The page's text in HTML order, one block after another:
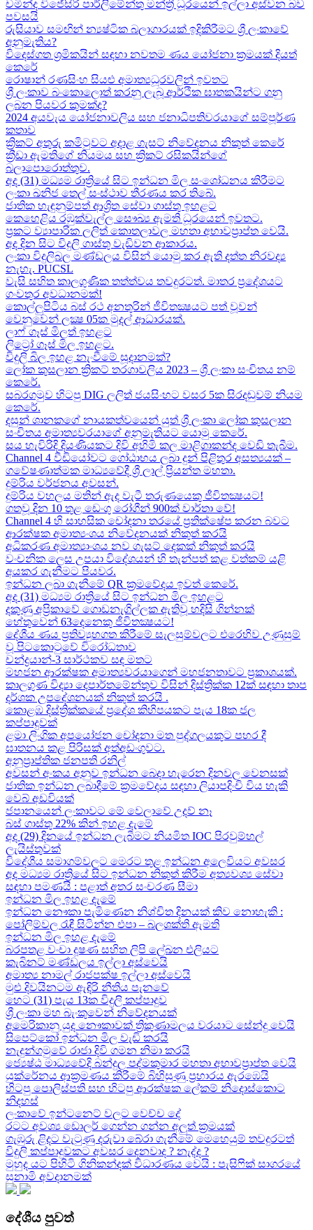
චමින්ද විජේසිරි පාර්ලිමේන්තු මන්ත්‍රී ධූරයෙන් ඉල්ලා අස්වන බව
පවසයි
රුසියාව සමඟින් න්‍යෂ්ටික බලාගාරයක් ඉදිකිරීමට ශ්‍රී ලංකාවේ
අනුමැතිය?
විදෙස්ගත ශ්‍රමිකයින් සඳහා නවතම ණය යෝජනා ක්‍රමයක් දියත්
කෙරේ
රොෂාන් රණසිංහ සියළු අමාත්‍යධූරවලින් ඉවතට​
ශ්‍රී ලංකාව බංකොලොත් කරනු ලැබූ ආර්ථික ඝාතකයින්ට ගනු
ලබන පියවර කුමක්ද​?
2024 අයවැය යෝජනාවලිය​ සහ ජනාධිපතිවරයාගේ සම්පූර්ණ
කතාව​
ක්‍රිකට් අතුරු කමිටුවට අදාළ ගැසට් නිවේදනය නිකුත් කෙරේ
ක්‍රීඩා ඇමතිගේ නියමය​ සහ ක්‍රිකට් රසිකයින්ගේ
බලාපොරොත්තුව.
අද (31) මධ්‍යම රාත්‍රියේ සිට ඉන්ධන මිල සංශෝධනය කිරීමට
ලංකා ඛනිජ තෙල් සංස්ථාව තීරණය කර තිබේ.
ජාතික හැඳුනුම්පත් ආශ්‍රිත සේවා ගාස්තු ඉහළට
කෙහෙළිය රඹුක්වැල්ල සෞඛ්‍ය ඇමති ධූරයෙන් ඉවතට​.
ප්‍රකට ව්‍යාපාරික ලලිත් කොතලාවල මහතා අභාවප්‍රාප්ත වෙයි.
අද දින​ සිට විදුලි ගාස්තු වැඩිවන ආකාරය​.
ලංකා විදුලිබල මණ්ඩලය විසින් යොමු කර ඇති දත්ත නිරවද්‍ය
නැහැ. PUCSL
වැසි සහිත කාලගුණික තත්ත්වය තවදුරටත්. මාතර ප්‍රදේශයට
ගංවතුර අවධානමක්!
කොල්ලුපිටිය බස් රථ අනතුරින් ජීවිතක්‍ෂයට පත් වූවන්
වෙනුවෙන් ලක්‍ෂ 05ක​ මුදල් ආධාරයක්​.
ලාෆ් ගෑස් මිලත් ඉහළට​
ලිට්‍රෝ ගෑස් මිල​ ඉහළට​.
විදුලි බිල ඉහළ නැංවීමේ සූදානමක්?
ලෝක කුසලාන ක්‍රිකට් තරගාවලිය 2023 – ශ්‍රී ලංකා සංචිතය නම්
කෙරේ​.
සබරගමුව හිටපු DIG ලලිත් ජයසිංහට වසර 5ක සිරදඬුවම් නියම
කෙරේ.
දසුන් ශානකගේ නායකත්වයෙන් යුත් ශ්‍රී ලංකා ලෝක කුසලාන
සංචිතය අමාත්‍යවරයාගේ අනුමැතියට​ යොමු කෙරේ.
සය හැවිරිදි දියණියකට දිවි අහිමි කල මාළිගාකන්ද වෙඩි තැබීම​.
Channel 4 වීඩියෝවට ගෝඨාභය ලබා දුන් පිළිතුර අසත්‍යයක් –
ගවේෂණාත්මක මාධ්‍යවේදී ශ්‍රී ලාල් ප්‍රියන්ත මහතා.
දුම්රිය වර්ජනය අවසන්.
දුම්රිය වහලය මතින් ඇද​ වැටී තරුණයෙකු ජීවිතක්‍ෂයට​!
ගතවූ දින 10 තුළ ඩෙංගු රෝගීන් 900ක් වාර්තා වේ!
Channel 4 හි සාහසික චෝදනා තරයේ ප්‍රතික්ෂේප කරන බවට
ආරක්ෂක අමාත්‍යංශය නිවේදනයක් නිකුත් කරයි
අධිකරණ අමාත්‍යාංශය නව ගැසට් දෙකක් නිකුත් කරයි
වංචනික ලෙස උපයා විදේශයන් හි තැන්පත් කළ​ වත්කම් යළි
අයකර ගැනීමට පියවර​.
ඉන්ධන ලබා ගැනීමේ QR ක්‍රමවේදය ඉවත් කෙරේ.
අද (31) මධ්‍යම රාත්‍රියේ සිට ඉන්ධන මිල ඉහළට
දකුණු අප්‍රිකාවේ ගොඩනැගිල්ලක ඇතිවූ හදිසි ගින්නක්
හේතුවෙන් 63දෙනෙකු ජීවිතක්‍ෂයට​!
දේශීය​ ණය ප්‍රතිව්‍යුහගත කිරීමේ සැලසුම්වලට එරෙහිව උණුසුම්
වූ පිටකොටුවේ විරෝධතාව
චන්ද්‍රයාන්-3 සාර්ථකව සඳ මතට​
මහජන ආරක්ෂක අමාත්‍යවරයාගෙන් මහජනතාවට ප්‍රකාශයක්.
කාලගුණ විද්‍යා දෙපාර්තමේන්තුව විසින් දිස්ත්‍රික්ක 12ක් සඳහා තාප
දර්ශක උපදේශනයක් නිකුත් කරයි .
කොළඹ දිස්ත්‍රික්කයේ ප්‍රදේශ කිහිපයකට පැය 18ක ජල
කප්පාදුවක්
ළමා ලිංගික අපයෝජන චෝදනා මත පුද්ගලයකුට පහර දී
ඝාතනය කළ පිරිසක් අත්අඩංගුවට.
අනුප්‍රාප්තික ජනපති රනිල්
අවසන් අංකය අනුව ඉන්ධන බෙදා හැරෙන දිනවල වෙනසක්
ජාතික ඉන්ධන ලබාදීමේ ක්‍රමවේදය සඳහා ලියාපදිංචි විය හැකි
වෙබ් අඩවියක්
ජපානයෙන් ලංකාවට මේ වෙලාවේ උදව් නෑ
බස් ගාස්තු 22% කින් ඉහළ දැමේ
අද (29) දිනයේ ඉන්ධන ලැබීමට නියමිත IOC පිරවුම්හල්
ලැයිස්තුවක්
විදේශීය සමාගම්වලට මෙරට තුළ ඉන්ධන අලෙවියට අවසර
අද මධ්‍යම රාත්‍රියේ සිට ඉන්ධන නිකුත් කිරීම අත්‍යවශ්‍ය සේවා
සඳහා පමණයි : පළාත් අතර සංචරණ සීමා
ඉන්ධන මිල ඉහළ දැමේ
ඉන්ධන නෞකා පැමිණෙන නිශ්චිත දිනයක් කිව නොහැකි :
පෝලිම්වල රැඳී සිටින්න එපා – බලශක්ති ඇමති
ඉන්ධන මිල ඉහළ දැමේ
බරපතළ වංචා දූෂණ සහිත ලිපි ලේඛන එලියට
කැබිනට් මණ්ඩලය ඉල්ලා අස්වෙයි
අමාත්‍ය නාමල් රාජපක්ෂ ඉල්ලා අස්වෙයි
මුළු දිවයිනටම ඇඳිරි නීතිය පැනවේ
හෙට (31) පැය 13ක විදුලි කප්පාදුව
ශ්‍රී ලංකා මහ බැංකුවෙන් නිවේදනයක්
අමෙරිකානු යුද නෞකාවක් ත්‍රිකුණාමලය වරයාට සේන්දු වෙයි
සිපෙට්කෝ ඉන්ධන මිල වැඩි කරයි
නැදුන්ගමුවේ රාජා දිවි ගමන නිමා කරයි
ජ්‍යෙෂ්ඨ මාධ්‍යවේදි බන්දුල පද්මකුමාර මහතා අභාවප්‍රාප්ත වෙයි
යුක්රේනය ආක්‍රමණය කිරීමේ බිහිසුණු ප්‍රහාරය ඇරඹෙයි
හිටපු පොලිස්පති සහ හිටපු ආරක්ෂක ලේකම් නිදොස්කොට
නිදහස්
ලංකාවේ ඉන්ටනෙට් වලට වෙච්ච දේ
රටට අවශ්‍ය ඩොලර් ගෙන්න ගන්න අලුත් ක්‍රමයක්
ගැඹුරු ළිදට වැටුණු දරුවා බේරා ගැනීමේ මෙහෙයුම් තවදුරටත්
විදුලි කප්පාදුවකට අවසර දෙනවාද ? නැද්ද ?
මුහුද යට පිහිටි ගිනිකන්දක් විධාරණය වෙයි : පැසිෆික් සාගරයේ
සුනාමි අවදානමක්
දේශීය පුවත්